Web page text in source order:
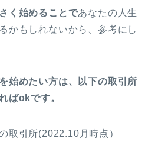
く始めることであなたの人生
かもしれないから、参考にし
始めたい方は、以下の取引所
ばokです。
取引所(2022.10月時点）